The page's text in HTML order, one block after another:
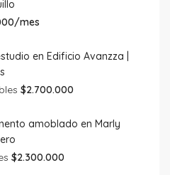
mes
en Edificio Avanzza |
$2.700.000
amoblado en Marly
$2.300.000